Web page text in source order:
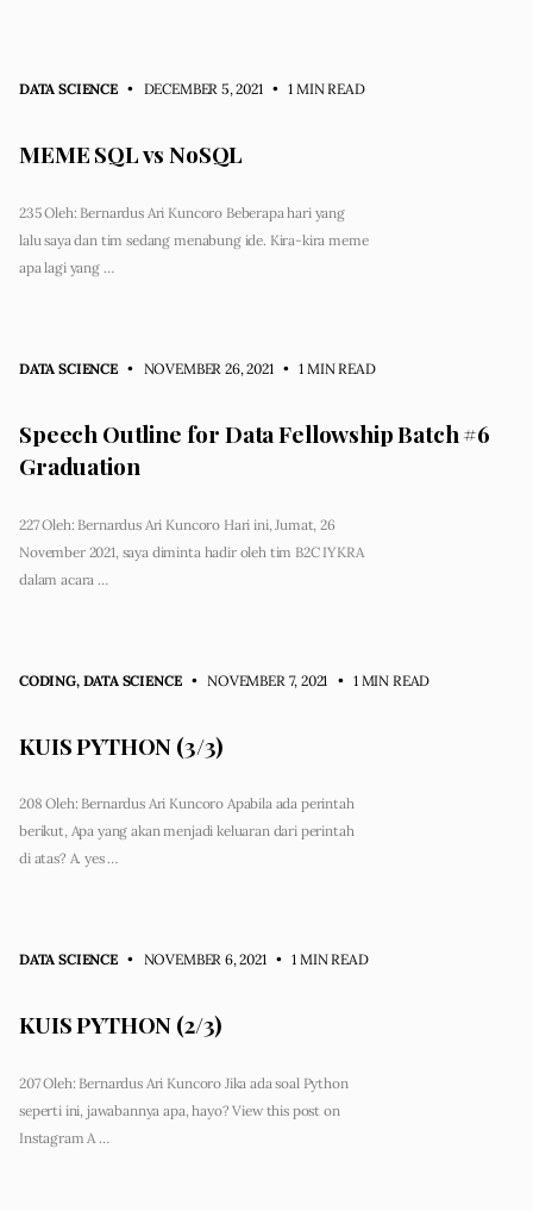
DATA SCIENCE • DECEMBER 5, 2021 • 1 MIN READ
MEME SQL vs NoSQL
235 Oleh: Bernardus Ari Kuncoro Beberapa hari yang
lalu saya dan tim sedang menabung ide. Kira-kira meme
apa lagi yang …
DATA SCIENCE • NOVEMBER 26, 2021 • 1 MIN READ
Speech Outline for Data Fellowship Batch #6
Graduation
227 Oleh: Bernardus Ari Kuncoro Hari ini, Jumat, 26
November 2021, saya diminta hadir oleh tim B2C IYKRA
dalam acara …
CODING, DATA SCIENCE • NOVEMBER 7, 2021 • 1 MIN READ
KUIS PYTHON (3/3)
208 Oleh: Bernardus Ari Kuncoro Apabila ada perintah
berikut, Apa yang akan menjadi keluaran dari perintah
di atas? A. yes …
DATA SCIENCE • NOVEMBER 6, 2021 • 1 MIN READ
KUIS PYTHON (2/3)
207 Oleh: Bernardus Ari Kuncoro Jika ada soal Python
seperti ini, jawabannya apa, hayo? View this post on
Instagram A …